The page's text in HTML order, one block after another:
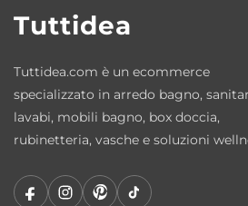
la rimozione di macchie e
Quali sono le finiture
Profili cromati con vetro
adattarsi a qualsiasi arredo
Tuttidea
Tuttidea.com è un ecommerce
specializzato in arredo bagno,
lavabi, mobili bagno, box doccia,
rubinetteria, vasche e soluzioni